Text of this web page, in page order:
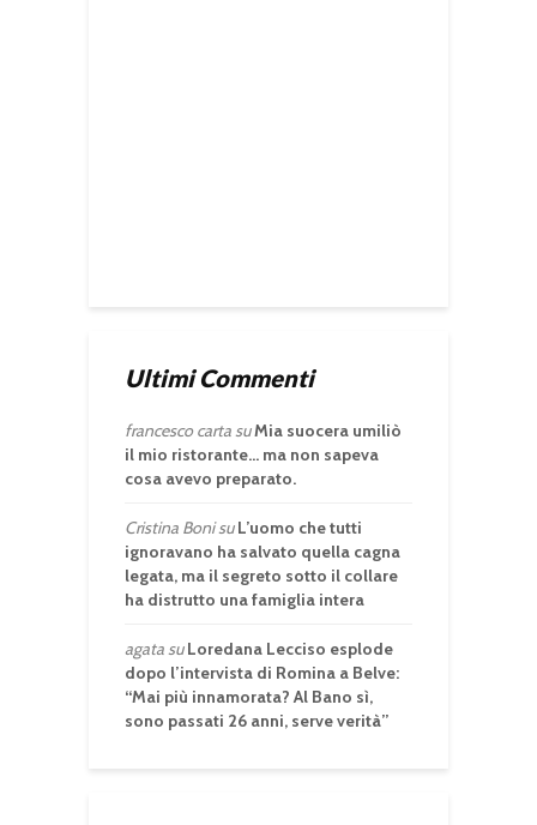
Ultimi Commenti
francesco cartasuMia suocera umiliò
il mio ristorante… ma non sapeva
cosa avevo preparato.
Cristina BonisuL’uomo che tutti
ignoravano ha salvato quella cagna
legata, ma il segreto sotto il collare
ha distrutto una famiglia intera
agatasuLoredana Lecciso esplode
dopo l’intervista di Romina a Belve:
“Mai più innamorata? Al Bano sì,
sono passati 26 anni, serve verità”